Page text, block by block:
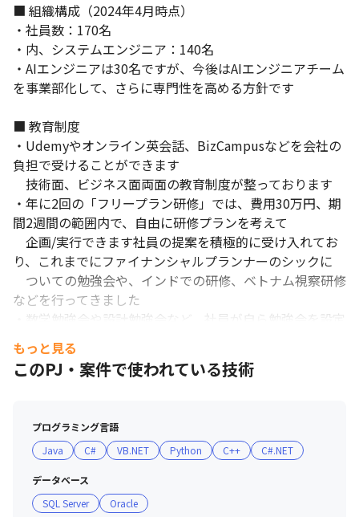
■ 組織構成（2024年4月時点）
・社員数：170名
・内、システムエンジニア：140名
・AIエンジニアは30名ですが、今後はAIエンジニアチーム
を事業部化して、さらに専門性を高める方針です
■ 教育制度
・Udemyやオンライン英会話、BizCampusなどを会社の
負担で受けることができます
技術面、ビジネス面両面の教育制度が整っております
・年に2回の「フリープラン研修」では、費用30万円、期
間2週間の範囲内で、自由に研修プランを考えて
企画/実行できます社員の提案を積極的に受け入れてお
り、これまでにファイナンシャルプランナーのシックに
ついての勉強会や、インドでの研修、ベトナム視察研修
などを行ってきました
・数学勉強会や設計勉強会など、社員が自ら勉強会を設定
するなど技術や理論への探求心が強い社員が
集まっております。
プで意見/提案しやすく、意見が採用される機会も多くな
っています
・コロナ禍が終わった後も継続的にテレワークを実施して
おり、多くの社員が週1回以上はテレワークを行っており
ます。
もっと見る
このPJ・案件で使われている技術
プログラミング言語
Java
C# VB.NET Python C++ C#.NET
データベース
SQL Server
Oracle